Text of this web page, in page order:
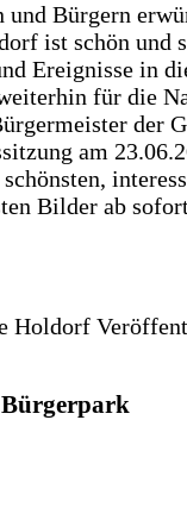
Bürgern
ist schön und
Ereignisse in
für die
der
am
Bilder ab
Holdorf
Bürgerpark